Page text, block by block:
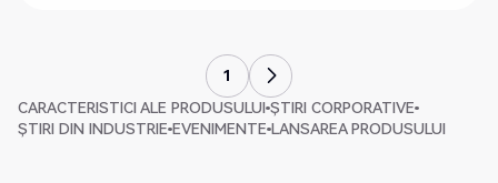
1
CARACTERISTICI ALE PRODUSULUI ȘTIRI CORPORATIVE
ȘTIRI DIN INDUSTRIE EVENIMENTE LANSAREA PRODUSULUI